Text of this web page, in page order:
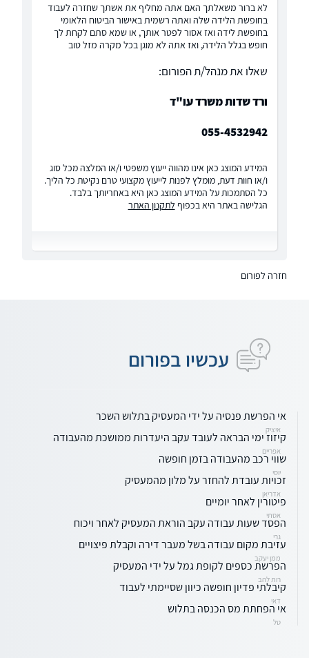
לא ברור משאלתך האם אתה מחליף את אשתך שחזרה לעבוד
בחופשת הלידה שלה ואתה רשמית באישור הביטוח הלאומי
בחופשת לידה ואז אסור לפטר אותך, או שמא סתם לקחת לך
חופש בגלל הלידה, ואז אתה לא מוגן בכל מקרה מזל טוב
שאלו את מנהל/ת הפורום:
ורד שדות משרד עו"ד
055-4532942
המידע המוצג כאן אינו מהווה ייעוץ משפטי ו/או המלצה מכל סוג
ו/או חוות דעת, מומלץ לפנות לייעוץ מקצועי טרם נקיטת כל הליך.
כל הסתמכות על המידע המוצג כאן היא באחריותך בלבד.
הגלישה באתר היא בכפוף לתקנון האתר
חזרה לפורום
עכשיו בפורום
אי הפרשת פנסיה על ידי המעסיק בתלוש השכר
איציק
קיזוז ימי הבראה לעובד עקב היעדרות ממושכת מהעבודה
אפריים
שווי רכב מהעבודה בזמן חופשה
יוסי
זכויות עובדת להחזר על מלון מהמעסיק
אדריאן
פיטורין לאחר יומיים
אסתי
הפסד שעות עבודה עקב הוראת המעסיק לאחר ויכוח
גרי
עזיבת מקום עבודה בשל מעבר דירה וקבלת פיצויים
ממן יעקב
הפרשת כספים לקופת גמל על ידי המעסיק
רות להב
קיבלתי פדיון חופשה כיוון שסיימתי לעבוד
דאי
אי הפחתת מס הכנסה בתלוש
טל